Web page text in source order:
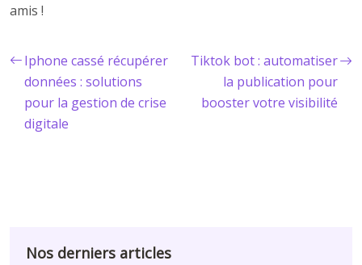
amis !
Iphone cassé récupérer
données : solutions
pour la gestion de crise
digitale
Tiktok bot : automatiser
la publication pour
booster votre visibilité
Nos derniers articles